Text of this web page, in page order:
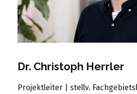
Dr. Christoph Herrler
Projektleiter | stellv.